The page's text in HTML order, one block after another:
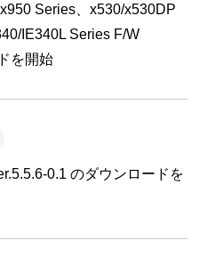
Series、x530/x530DP
IE340L Series F/W
を開始
0.1 のダウンロードを